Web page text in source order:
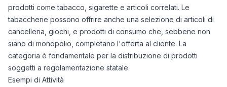
prodotti come tabacco, sigarette e articoli correlati. Le
tabaccherie possono offrire anche una selezione di articoli di
cancelleria, giochi, e prodotti di consumo che, sebbene non
siano di monopolio, completano l'offerta al cliente. La
categoria è fondamentale per la distribuzione di prodotti
soggetti a regolamentazione statale.
Esempi di Attività